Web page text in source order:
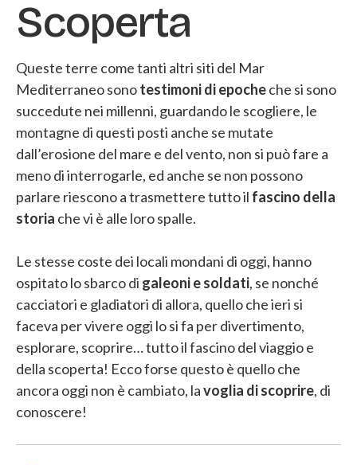
Scoperta
Queste terre come tanti altri siti del Mar
Mediterraneo sonotestimoni di epocheche si sono
succedute nei millenni, guardando le scogliere, le
montagne di questi posti anche se mutate
dall’erosione del mare e del vento, non si può fare a
meno di interrogarle, ed anche se non possono
parlare riescono a trasmettere tutto il fascino della
storia che vi è alle loro spalle.
Le stesse coste dei locali mondani di oggi, hanno
ospitato lo sbarco di galeoni e soldati, se nonché
cacciatori e gladiatori di allora, quello che ieri si
faceva per vivere oggi lo si fa per divertimento,
esplorare, scoprire… tutto il fascino del viaggio e
della scoperta! Ecco forse questo è quello che
ancora oggi non è cambiato, lavoglia di scoprire, di
conoscere!